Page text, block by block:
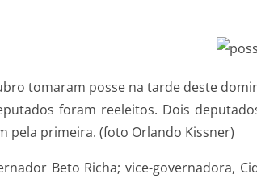
tomaram posse na tarde deste
foram reeleitos. Dois
pela primeira. (foto Orlando Kissner)
Beto Richa; vice-governadora,